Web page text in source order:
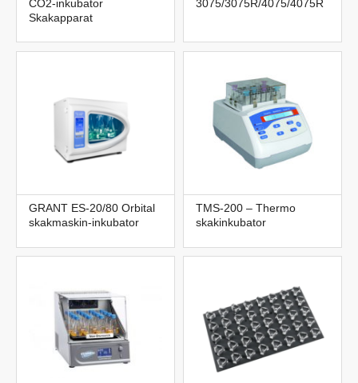
CO2-inkubator
Skakapparat
3075/3075R/4075/4075R
GRANT ES-20/80 Orbital
skakmaskin-inkubator
TMS-200 – Thermo
skakinkubator